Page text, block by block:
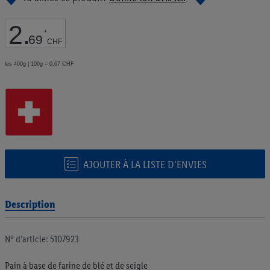
2.69 *
CHF
les 400g | 100g = 0,67 CHF
AJOUTER À LA LISTE D’ENVIES
de
la
Galerie
d’images
Description
N° d’article: 5107923
Pain à base de farine de blé et de seigle